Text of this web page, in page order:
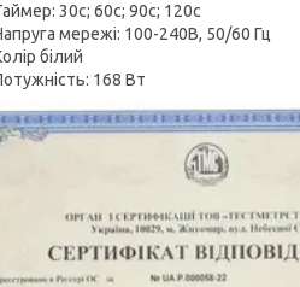
30с; 60с; 90с; 120с
мережі: 100-240В, 50/60 Гц
білий
168 Вт